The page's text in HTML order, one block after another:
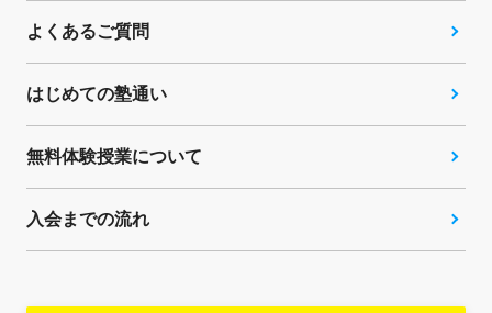
よくあるご質問
はじめての塾通い
無料体験授業について
入会までの流れ